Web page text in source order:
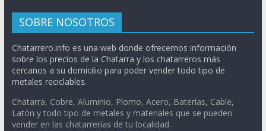
SOBRE NOSOTROS
Chatarrero.info es una web donde ofrecemos información
sobre los precios de la Chatarra y los chatarreros más
cercanos a su domicilio para poder vender todo tipo de
metales reciclables.
Chatarra, Cobre, Aluminio, Plomo, Acero, Baterías, Cable,
Latón y todo tipo de metales y materiales que se pueden
vender en las chatarrerías de tu localidad.